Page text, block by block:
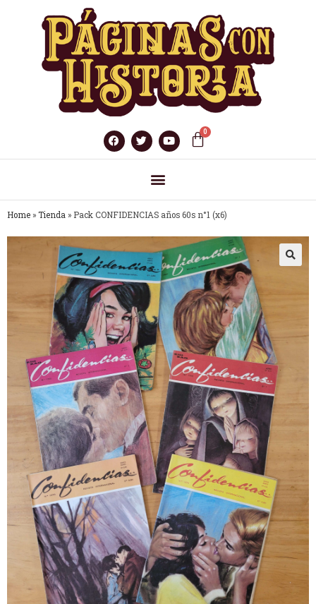
Home » Tienda » Pack CONFIDENCIAS años 60s n°1 (x6)